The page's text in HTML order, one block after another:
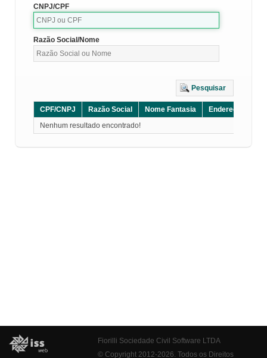
CNPJ/CPF
Razão Social/Nome
Pesquisar
CPF/CNPJ Razão Social Nome Fantasia Endereço
Nenhum resultado encontrado!
Fiorilli Sociedade Civil Software LTDA
© Copyright 2012-2026. Todos os Direitos